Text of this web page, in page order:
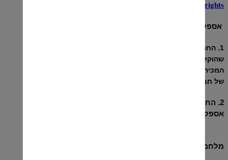
annulment-rights
אספקת המוצרים
1. החנות תדאג לאספקת המוצר שהוזמן באתר לכתובת כפי
שהוקלדה על ידי הלקוח בדף ההרשמה, תוך המועד הנקוב בדף
המכירה של המוצר , אלא אם צוין מפורשות אחרת ולאחר אישור
של חברת האשראי על העסקה
2. החנות ו/או הספקים לא יהיו אחראים לאיחור בביצוע
אספקת המוצר במקרים הבאים
מלחמה, פעולות איבה, מצבי